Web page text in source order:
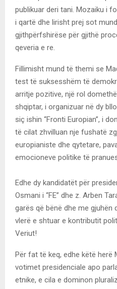
publikuar deri tani. Mozaiku i
i qartë dhe lirisht prej sot
gjithpërfshirëse për gjithë
qeveria e re.
Fillimisht mund të themi se
test të suksesshëm të
arritje pozitive, një rol
shqiptar, i organizuar në dy
siç ishin “Fronti Europian”, i
të cilat zhvilluan nje fushatë
europianiste dhe qytetare,
emocioneve politike të
Edhe dy kandidatët për
Osmani i “FE” dhe z. Arben
garës që bënë dhe me gjuhën
vlerë e shtuar e kontributit
Veriut!
Për fat të keq, edhe këtë herë
votimet presidenciale apo
etnike, e cila e dominon